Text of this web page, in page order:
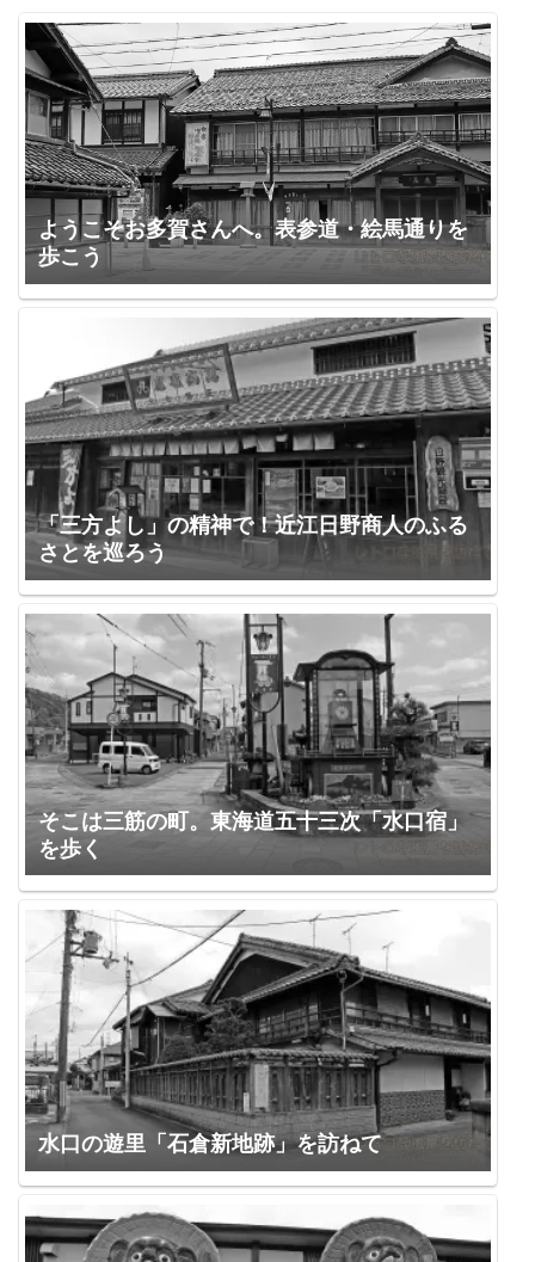
ようこそお多賀さんへ。表参道・絵馬通りを
歩こう
「三方よし」の精神で！近江日野商人のふる
さとを巡ろう
そこは三筋の町。東海道五十三次「水口宿」
を歩く
水口の遊里「石倉新地跡」を訪ねて